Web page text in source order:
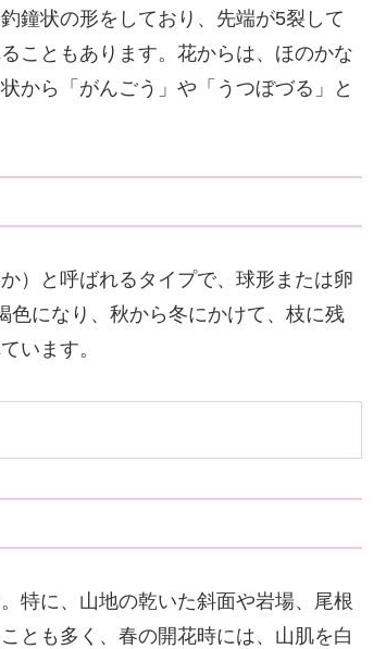
鐘状の形をしており、先端が5裂して
こともあります。花からは、ほのかな
から「がんごう」や「うつぼづる」と
）と呼ばれるタイプで、球形または卵
色になり、秋から冬にかけて、枝に残
います。
特に、山地の乾いた斜面や岩場、尾根
とも多く、春の開花時には、山肌を白